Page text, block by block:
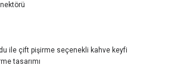
ile çift pişirme seçenekli kahve keyfi
tasarımı